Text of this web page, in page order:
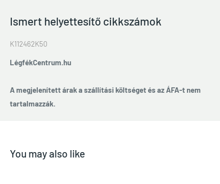
Ismert helyettesítő cikkszámok
K112462K50
LégfékCentrum.hu
A megjelenített árak a szállítási költséget és az ÁFA-t nem
tartalmazzák.
You may also like